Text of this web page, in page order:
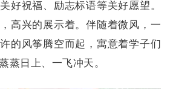
好祝福、励志标语等美好愿望。
高兴的展示着。伴随着微风，一
的风筝腾空而起，寓意着学子们
蒸日上、一飞冲天。